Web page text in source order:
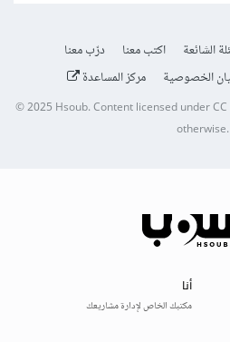
الشائعة اكتب معنا
درّب معنا
الخصوصية مركز المساعدة
© 2025Hsoub.Content licensed under
otherwise.